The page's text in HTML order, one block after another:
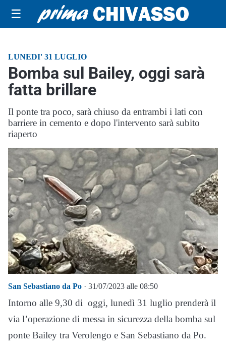
☰
LUNEDI' 31 LUGLIO
Bomba sul Bailey, oggi sarà
fatta brillare
Il ponte tra poco, sarà chiuso da entrambi i lati con
barriere in cemento e dopo l'intervento sarà subito
riaperto
San Sebastiano da Po · 31/07/2023 alle 08:50
Intorno alle 9,30 di oggi, lunedì 31 luglio prenderà il
via l’operazione di messa in sicurezza della bomba sul
ponte Bailey tra Verolengo e San Sebastiano da Po.